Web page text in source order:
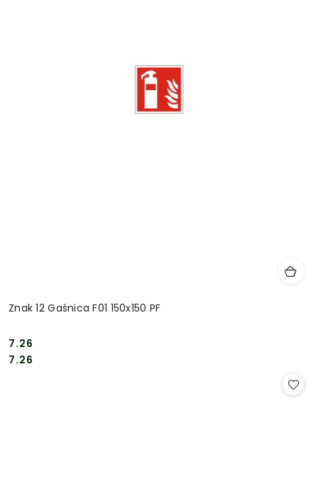
Znak 12 Gaśnica F01 150x150 PF
Cena:
7.26
Cena:
7.26